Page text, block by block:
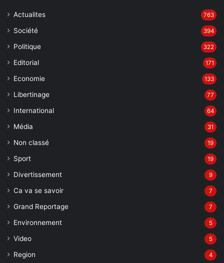
Société 394
Politique 322
Editorial 171
Economie 133
Libertinage 77
International 64
Média 31
Non classé 19
Sport 19
Divertissement 9
Ca va se savoir 7
Grand Reportage 7
Environnement 5
Video 5
Region 4